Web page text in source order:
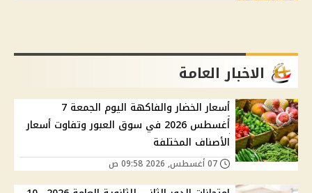
الاخبار العامة
أسعار الخضار والفاكهة اليوم الجمعة 7
أغسطس 2026 في سوق العبور وتفاوت أسعار
الأصناف المختلفة